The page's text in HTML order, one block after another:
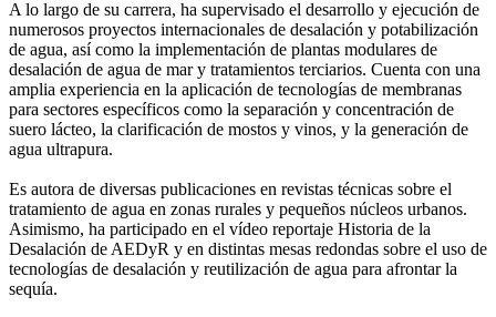
A lo largo de su carrera, ha supervisado el desarrollo y ejecución de
numerosos proyectos internacionales de desalación y potabilización
de agua, así como la implementación de plantas modulares de
desalación de agua de mar y tratamientos terciarios. Cuenta con una
amplia experiencia en la aplicación de tecnologías de membranas
para sectores específicos como la separación y concentración de
suero lácteo, la clarificación de mostos y vinos, y la generación de
agua ultrapura.
Es autora de diversas publicaciones en revistas técnicas sobre el
tratamiento de agua en zonas rurales y pequeños núcleos urbanos.
Asimismo, ha participado en el vídeo reportaje Historia de la
Desalación de AEDyR y en distintas mesas redondas sobre el uso de
tecnologías de desalación y reutilización de agua para afrontar la
sequía.